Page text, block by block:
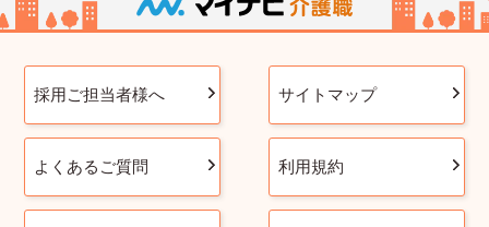
採用ご担当者様へ サイトマップ
よくあるご質問 利用規約